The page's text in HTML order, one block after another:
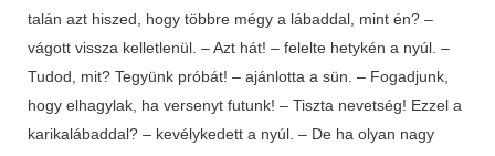
talán azt hiszed, hogy többre mégy a lábaddal, mint én? –
vágott vissza kelletlenül. – Azt hát! – felelte hetykén a nyúl. –
Tudod, mit? Tegyünk próbát! – ajánlotta a sün. – Fogadjunk,
hogy elhagylak, ha versenyt futunk! – Tiszta nevetség! Ezzel a
karikalábaddal? – kevélykedett a nyúl. – De ha olyan nagy